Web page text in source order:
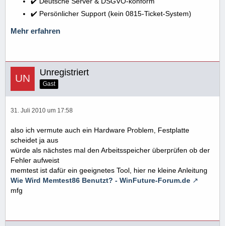
✔️ Persönlicher Support (kein 0815-Ticket-System)
Mehr erfahren
Unregistriert
Gast
31. Juli 2010 um 17:58
also ich vermute auch ein Hardware Problem, Festplatte
scheidet ja aus
würde als nächstes mal den Arbeitsspeicher überprüfen ob der
Fehler aufweist
memtest ist dafür ein geeignetes Tool, hier ne kleine Anleitung
Wie Wird Memtest86 Benutzt? - WinFuture-Forum.de
mfg